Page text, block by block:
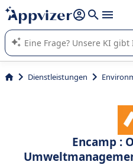
beantworten (mehrere Zeilen mit
Die KI von Appvizer führt Sie bei
von SaaS-Software in
Dienstleistungen
Encamp :